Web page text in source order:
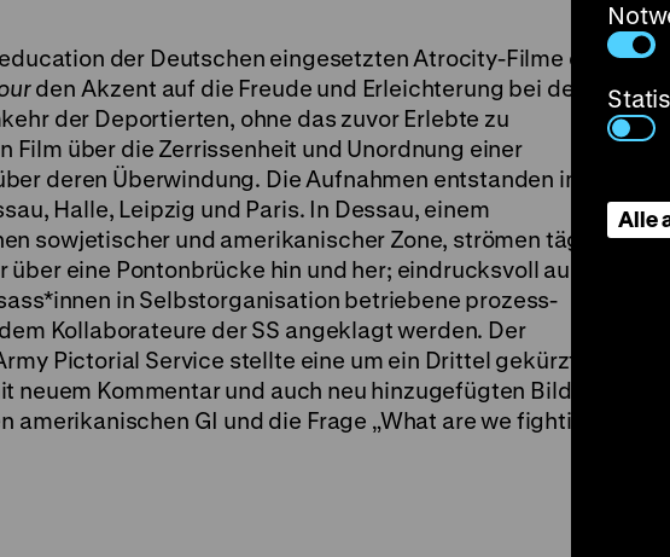
der Deutschen eingesetzten Atrocity-Filme der
den Akzent auf die Freude und Erleichterung bei der
der Deportierten, ohne das zuvor Erlebte zu
Film über die Zerrissenheit und Unordnung einer
deren Überwindung. Die Aufnahmen entstanden im
Halle, Leipzig und Paris. In Dessau, einem
sowjetischer und amerikanischer Zone, strömen täglich
eine Pontonbrücke hin und her; eindrucksvoll auch
in Selbstorganisation betriebene prozess-
Kollaborateure der SS angeklagt werden. Der
Pictorial Service stellte eine um ein Drittel gekürzte
neuem Kommentar und auch neu hinzugefügten Bildern,
amerikanischen GI und die Frage „What are we fighting
Alle